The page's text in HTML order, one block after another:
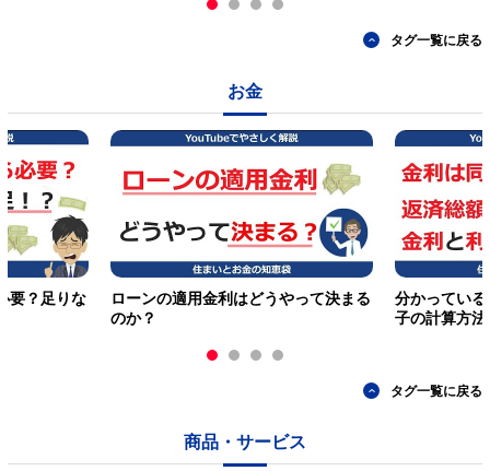
タグ一覧に戻る
お金
要？足りな
ローンの適用金利はどうやって決まる
のか？
分かってい
子の計算方法
タグ一覧に戻る
商品・サービス